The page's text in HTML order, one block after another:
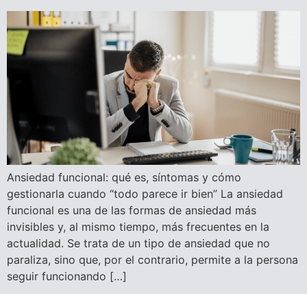
Ansiedad funcional: qué es, síntomas y cómo
gestionarla cuando “todo parece ir bien” La ansiedad
funcional es una de las formas de ansiedad más
invisibles y, al mismo tiempo, más frecuentes en la
actualidad. Se trata de un tipo de ansiedad que no
paraliza, sino que, por el contrario, permite a la persona
seguir funcionando […]